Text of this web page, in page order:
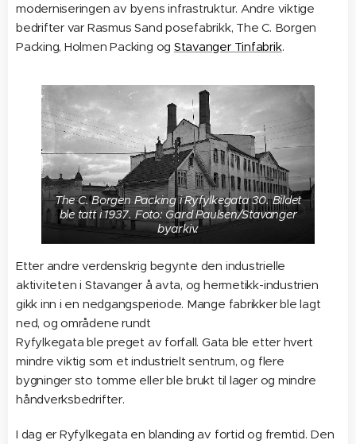
moderniseringen av byens infrastruktur. Andre viktige
bedrifter var Rasmus Sand posefabrikk, The C. Borgen
Packing, Holmen Packing og Stavanger Tinfabrik.
The C. Borgen Packing i Ryfylkegata 30. Bildet
ble tatt i 1937. Foto: Gard Paulsen/Stavanger
byarkiv.
Etter andre verdenskrig begynte den industrielle
aktiviteten i Stavanger å avta, og hermetikk-industrien
gikk inn i en nedgangsperiode. Mange fabrikker ble lagt
ned, og områdene rundt
Ryfylkegata ble preget av forfall. Gata ble etter hvert
mindre viktig som et industrielt sentrum, og flere
bygninger sto tomme eller ble brukt til lager og mindre
håndverksbedrifter.
I dag er Ryfylkegata en blanding av fortid og fremtid. Den